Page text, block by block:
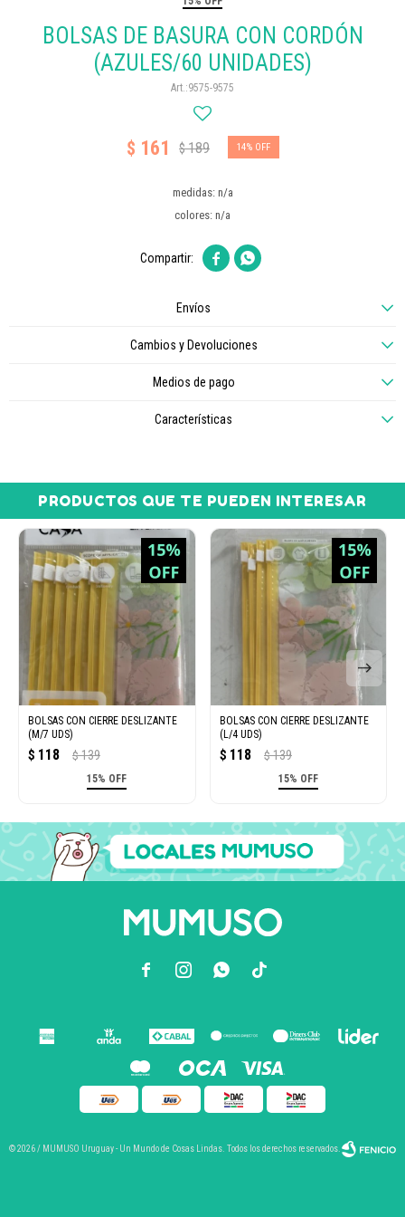
BOLSAS DE BASURA CON CORDÓN
(AZULES/60 UNIDADES)
9575-9575
$ 161 $189 14
medidas: n/a
colores: n/a
 
Envíos
Cambios y Devoluciones
Medios de pago
Características
PRODUCTOS QUE TE PUEDEN INTERESAR
BOLSAS CON CIERRE DESLIZANTE
(M/7 UDS)
$ 118 $ 139
15% OFF
BOLSAS CON CIERRE DESLIZANTE
(L/4 UDS)
$ 118 $ 139
15% OFF
  
© 2026 / MUMUSO Uruguay - Un Mundo de Cosas Lindas. Todos los derechos reservados.